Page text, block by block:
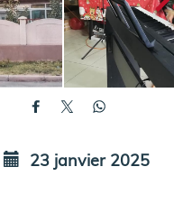
23 janvier 2025